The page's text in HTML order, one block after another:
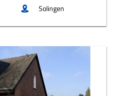
Solingen